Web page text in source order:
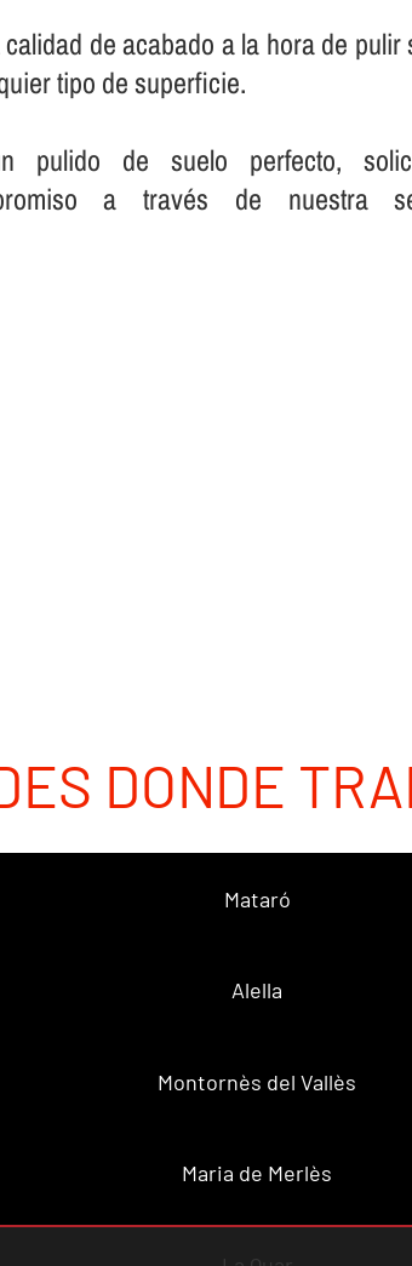
de acabado a la hora de pulir
tipo de superficie.
pulido de suelo perfecto,
a través de nuestra
DONDE
Mataró
Alella
Montornès del Vallès
Maria de Merlès